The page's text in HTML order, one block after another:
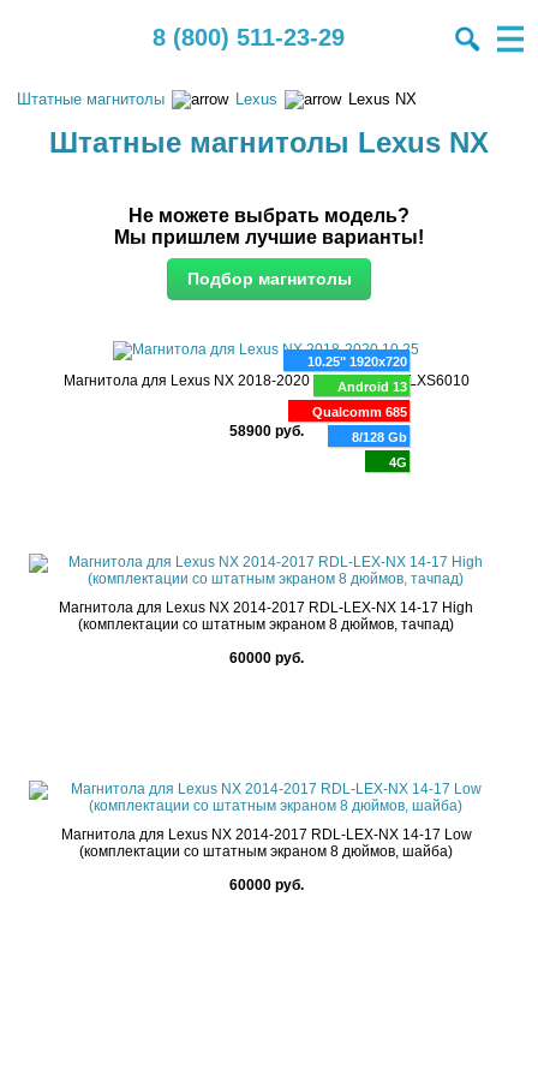
8 (800) 511-23-29
Штатные магнитолы Lexus Lexus NX
Штатные магнитолы Lexus NX
Не можете выбрать модель?
Мы пришлем лучшие варианты!
10.25" 1920x720
Android 13
Qualcomm 685
8/128 Gb
4G
Магнитола для Lexus NX 2018-2020 10.25" FarCar LXS6010
58900 руб.
Магнитола для Lexus NX 2014-2017 RDL-LEX-NX 14-17 High
(комплектации со штатным экраном 8 дюймов, тачпад)
60000 руб.
Магнитола для Lexus NX 2014-2017 RDL-LEX-NX 14-17 Low
(комплектации со штатным экраном 8 дюймов, шайба)
60000 руб.